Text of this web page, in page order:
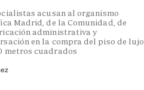
acusan al organismo
Madrid, de la Comunidad, de
administrativa y
en la compra del piso de lujo
metros cuadrados